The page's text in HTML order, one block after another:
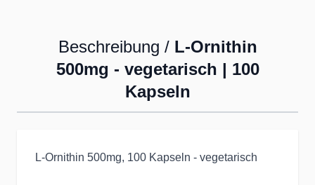
Beschreibung / L-Ornithin
500mg - vegetarisch | 100
Kapseln
L-Ornithin 500mg, 100 Kapseln - vegetarisch